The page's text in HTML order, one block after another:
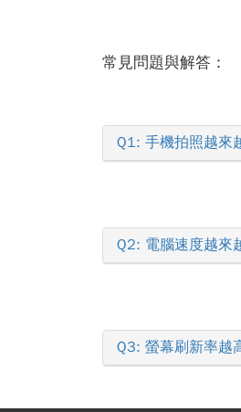
常見問題與解答：
Q1: 手機拍照越來
Q2: 電腦速度越來
Q3: 螢幕刷新率越